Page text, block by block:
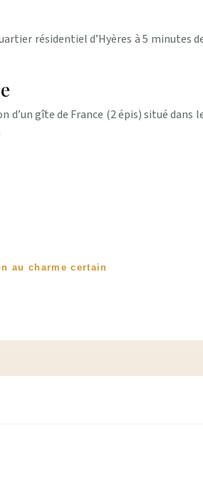
résidentiel d’Hyères à 5 minutes
gîte de France (2 épis) situé dans
au charme certain